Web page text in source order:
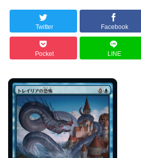
Twitter Facebook
Pocket LINE